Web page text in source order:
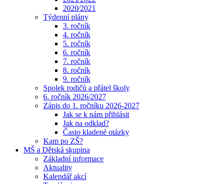
2020⁄2021
Týdenní plány
3. ročník
4. ročník
5. ročník
6. ročník
7. ročník
8. ročník
9. ročník
Spolek rodičů a přátel školy
6. ročník 2026/2027
Zápis do 1. ročníku 2026-2027
Jak se k nám přihlásit
Jak na odklad?
Často kladené otázky
Kam po ZŠ?
MŠ a Dětská skupina
Základní informace
Aktuality
Kalendář akcí